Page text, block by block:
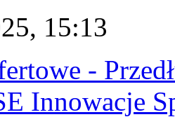
15:13
-
Innowacje